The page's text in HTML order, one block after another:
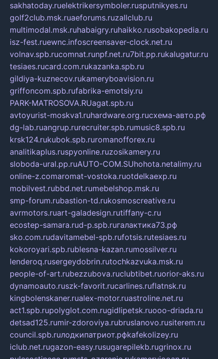
sakhatoday.ruelektrikersymboler.rusputnikyes.ru
golf2club.msk.ruaeforums.ruzallclub.ru
multimodal.msk.ruhabaigry.ruhaikko.rusobakopedia.ru
isz-fest.ruewnc.infoscreensaver-clock.net.ru
volnav.spb.rucomnat.runpf.net.ru7bit.pp.rukalugatur.ru
tesiaes.rucard.com.rukazanka.spb.ru
gildiya-kuznecov.rukameryboavision.ru
griffoncom.spb.rufabrika-emotsiy.ru
PARK-MATROSOVA.RUagat.spb.ru
avtoyurist-moskva1.ruhardware.org.ruсхема-авто.рф
dg-lab.ruangrup.rurecruiter.spb.rumusic8.spb.ru
krsk124.rukubok.spb.ruromanofforex.ru
analitikaplus.ruspyonline.ruzosikamery.ru
sloboda-ural.pp.ruAUTO-COM.SUhohota.netalimy.ru
online-z.comaromat-vostoka.ruotdelkaexp.ru
mobilvest.rubbd.net.rumebelshop.msk.ru
smp-forum.rubastion-td.rukosmoscreative.ru
avrmotors.ruart-galadesign.rutiffany-c.ru
ecostep-samara.rud-p.spb.ruгалактика73.рф
sko.com.rudavitamebel-spb.rufotsis.rutesiaes.ru
kokoroyari.spb.rublesna-kazan.rumossilver.ru
lenderoq.rusergeydobrin.rutochkazvuka.msk.ru
people-of-art.rubezzubova.ruclubtibet.ruorior-aks.ru
dynamoauto.ruszk-favorit.rucarlines.ruflatnsk.ru
kingbolenskaner.rualex-motor.ruastroline.net.ru
act1.spb.rupolyglot.com.rugidlipetsk.ruooo-driada.ru
detsad125.rumir-zdoroviya.rubruslanovo.rusiterem.ru
council.spb.ruлодкипатриот.рфkafekolizey.ru
iclub.net.rugazon-easy.rusugarepilekb.rugrinox.ru